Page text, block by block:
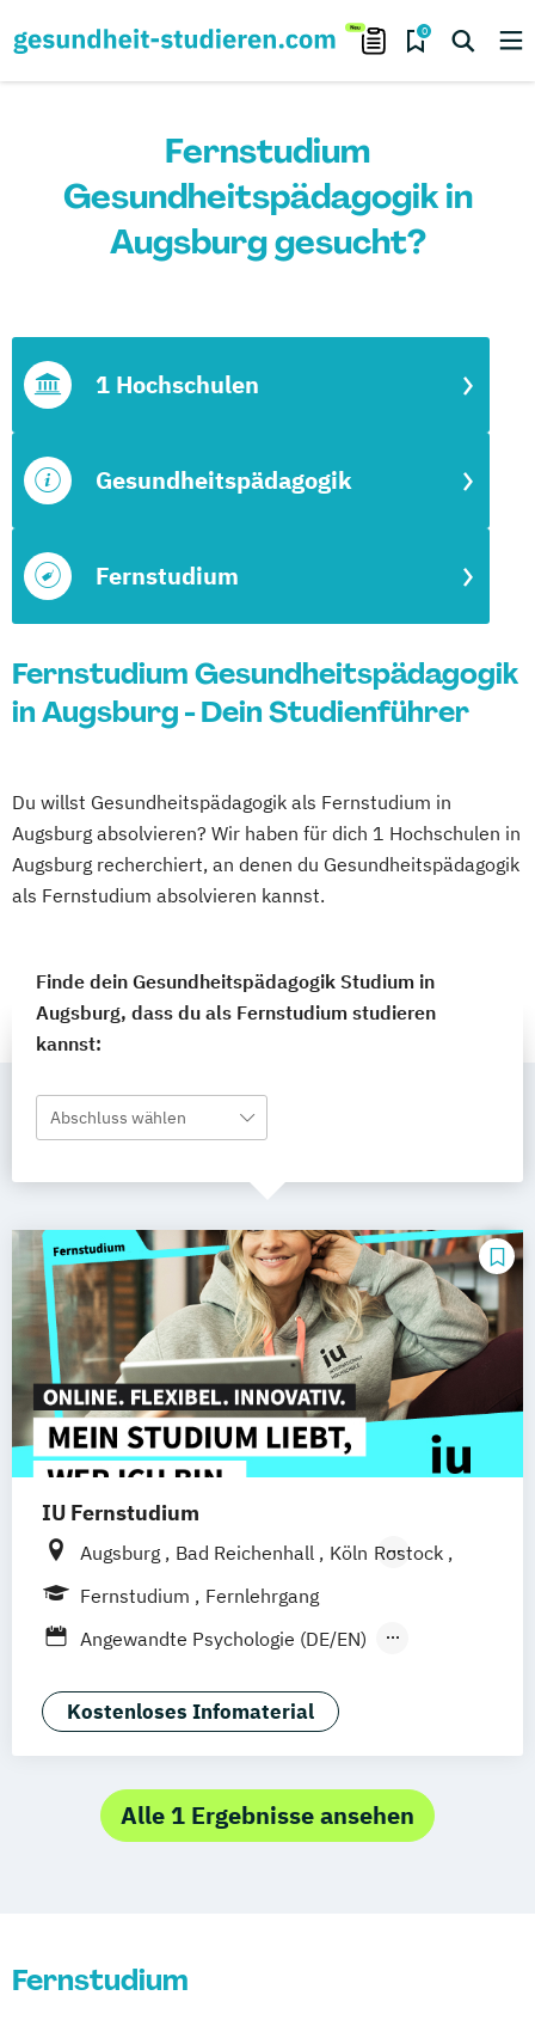
0
Fernstudium
Gesundheitspädagogik in
Augsburg gesucht?
Fernstudium
Gesundheitspädagogik
1 Hochschulen
Fernstudium Gesundheitspädagogik
in Augsburg - Dein Studienführer
Du willst Gesundheitspädagogik als Fernstudium in
Augsburg absolvieren? Wir haben für dich 1 Hochschulen in
Augsburg recherchiert, an denen du Gesundheitspädagogik
als Fernstudium absolvieren kannst.
Finde dein Gesundheitspädagogik Studium in
Augsburg, dass du als Fernstudium studieren
kannst:
Abschluss wählen
IU Fernstudium
Augsburg Bad Reichenhall Köln Rostock
Freiburg
Frankfurt am Main
Bielefeld Deggendorf Karlsruhe
Oberhausen Offenbach Saarbrücken
Neu-Ulm Graz Innsbruck Wien
Freising Friedrichshafen Klagenfurt
Magdeburg Münster Trier Würzburg
Chemnitz Linz deutschlandweit
Fernstudium
Fernlehrgang
Angewandte Psychologie (DE/EN)
Gesundheitsmanagement
Digital Health
Gesundheitswesen
Diätetik Ergotherapie
Gesundheitsmanagement
Kostenloses Infomaterial
Alle 1 Ergebnisse ansehen
Fernstudium